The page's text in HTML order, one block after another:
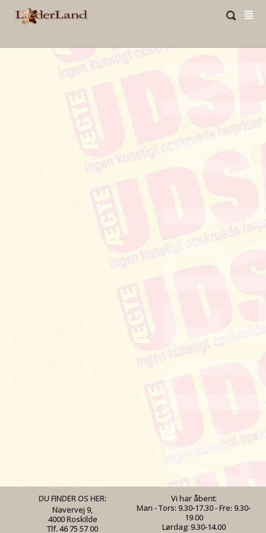
DU FINDER OS HER:
Navervej 9,
4000 Roskilde
Tlf. 46 75 57 00
Vi har åbent:
Man - Tors: 9.30-17.30 - Fre: 9.30-
19.00
Lørdag: 9.30-14.00